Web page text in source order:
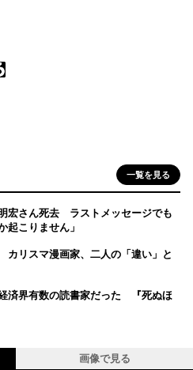
一覧を見る
宏さん死去 ラストメッセージでも
こりません」
リスマ漫画家、二人の「違い」と
済界有数の読書家だった 『死ぬほ
画像で見る